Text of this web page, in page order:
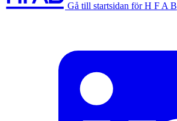
Gå till startsidan för H F A B